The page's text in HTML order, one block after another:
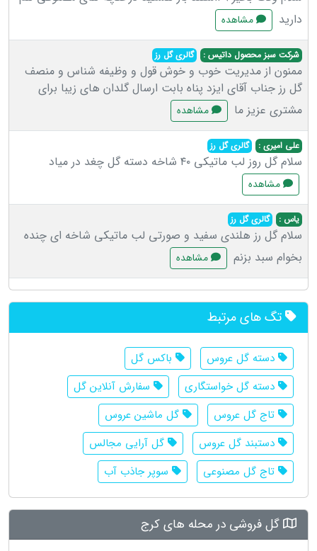
دارید
مشاهده
شرکت سبز محصول داتیس : گالری گل رز
ممنون از مدیریت خوب و خوش قول و وظیفه شناس و منصف
گل رز جناب آقای ایزد پناه بابت ارسال گلدان های زیبا برای
مشتری عزیز ما
مشاهده
علی امیری : گالری گل رز
سلام گل روز لب ماتیکی ۴۰ شاخه دسته گل چغد در میاد
مشاهده
یاس : گالری گل رز
سلام گل رز هلندی سفید و صورتی لب ماتیکی شاخه ای چنده
بخوام سبد بزنم
مشاهده
تگ های مرتبط
دسته گل عروس
باکس گل
دسته گل خواستگاری
سفارش آنلاین گل
تاج گل عروس
گل ماشین عروس
دستبند گل عروس
گل آرایی مجالس
تاج گل مصنوعی
سوپر جاذب آب
گل فروشی در محله های کرج